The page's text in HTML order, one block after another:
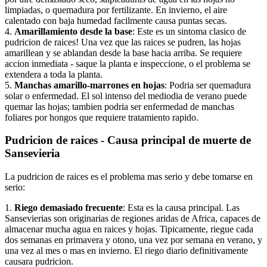
limpiadas, o quemadura por fertilizante. En invierno, el aire
calentado con baja humedad facilmente causa puntas secas.
4. Amarillamiento desde la base: Este es un sintoma clasico de
pudricion de raices! Una vez que las raices se pudren, las hojas
amarillean y se ablandan desde la base hacia arriba. Se requiere
accion inmediata - saque la planta e inspeccione, o el problema se
extendera a toda la planta.
5. Manchas amarillo-marrones en hojas: Podria ser quemadura
solar o enfermedad. El sol intenso del mediodia de verano puede
quemar las hojas; tambien podria ser enfermedad de manchas
foliares por hongos que requiere tratamiento rapido.
Pudricion de raices - Causa principal de muerte de
Sansevieria
La pudricion de raices es el problema mas serio y debe tomarse en
serio:
1. Riego demasiado frecuente: Esta es la causa principal. Las
Sansevierias son originarias de regiones aridas de Africa, capaces de
almacenar mucha agua en raices y hojas. Tipicamente, riegue cada
dos semanas en primavera y otono, una vez por semana en verano, y
una vez al mes o mas en invierno. El riego diario definitivamente
causara pudricion.